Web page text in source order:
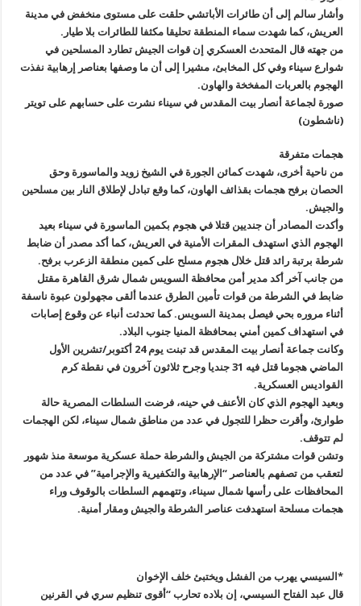
وأشار سالم إلى أن طائرات الأباتشي حلقت على مستوى منخفض في مدينة
العريش، كما شهدت سماء المنطقة تحليقا مكثفا للطائرات بلا طيار .
من جهته قال المتحدث العسكري إن قوات الجيش تطارد المسلحين في
شوارع سيناء وفي كل المخابئ، مشيرا إلى أن ما وصفها بعناصر إرهابية نفذت
الهجوم بالعربات المفخخة والهاون.
صورة لجماعة أنصار بيت المقدس في سيناء نشرت على حسابهم على تويتر
(ناشطون)
هجمات متفرقة
من ناحية أخرى، شهدت كمائن الجورة في الشيخ زويد والماسورة وحق
الحصان برفح هجمات بقذائف الهاون، كما وقع تبادل لإطلاق النار بين مسلحين
والجيش.
وأكدت المصادر أن جنديين قتلا في هجوم بكمين الماسورة في سيناء بعيد
الهجوم الذي استهدف المقرات الأمنية في العريش، كما أكد مصدر أن ‏ضابط
شرطة برتبة رائد قتل خلال هجوم مسلح على كمين منطقة الزعرب برفح.
من جانب آخر أكد مدير أمن محافظة السويس شمال شرق القاهرة مقتل
ضابط في الشرطة من قوات تأمين الطرق عندما ألقى مجهولون عبوة ناسفة
أثناء مروره بحي فيصل بمدينة السويس. كما تحدثت أنباء عن وقوع إصابات
في استهداف كمين أمني بمحافظة المنيا جنوب البلاد.
وكانت جماعة أنصار بيت المقدس قد تبنت يوم 24 أكتوبر/تشرين الأول
الماضي هجوما قتل فيه 31 جنديا وجرح ثلاثون آخرون في نقطة كرم
القواديس العسكرية.
وبعيد الهجوم الذي كان الأعنف في حينه، فرضت السلطات المصرية حالة
طوارئ، وأقرت حظرا للتجول في عدد من مناطق شمال سيناء، لكن الهجمات
لم تتوقف.
وتشن قوات مشتركة من الجيش والشرطة حملة عسكرية موسعة منذ شهور
لتعقب من تصفهم بالعناصر “الإرهابية والتكفيرية والإجرامية” في عدد من
المحافظات على رأسها شمال سيناء، وتتهمهم السلطات بالوقوف وراء
هجمات مسلحة استهدفت عناصر الشرطة والجيش ومقار أمنية.
* السيسي يهرب من الفشل ويختبئ خلف الإخوان
قال عبد الفتاح السيسي، إن بلاده تحارب “أقوى تنظيم سري في القرنين